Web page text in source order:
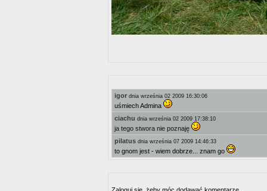
igor dnia września 02 2009 16:30:06
uśmiech Admina
ciachu dnia września 02 2009 17:38:10
ja tego stwora nie poznaję
pilatus dnia września 07 2009 14:46:33
to gnom jest - wiem dobrze... znam go